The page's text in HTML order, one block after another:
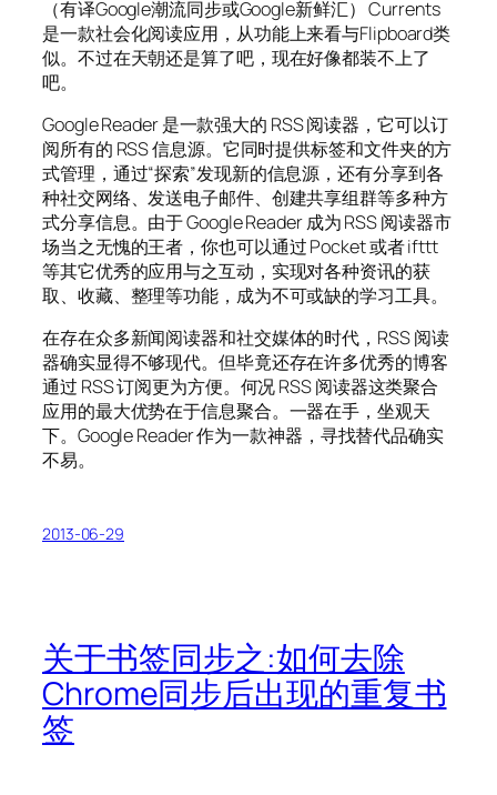
（有译Google潮流同步或Google新鲜汇） Currents
是一款社会化阅读应用，从功能上来看与Flipboard类
似。不过在天朝还是算了吧，现在好像都装不上了
吧。
Google Reader 是一款强大的 RSS 阅读器，它可以订
阅所有的 RSS 信息源。它同时提供标签和文件夹的方
式管理，通过“探索”发现新的信息源，还有分享到各
种社交网络、发送电子邮件、创建共享组群等多种方
式分享信息。由于 Google Reader 成为 RSS 阅读器市
场当之无愧的王者，你也可以通过 Pocket 或者 ifttt
等其它优秀的应用与之互动，实现对各种资讯的获
取、收藏、整理等功能，成为不可或缺的学习工具。
在存在众多新闻阅读器和社交媒体的时代，RSS 阅读
器确实显得不够现代。但毕竟还存在许多优秀的博客
通过 RSS 订阅更为方便。何况 RSS 阅读器这类聚合
应用的最大优势在于信息聚合。一器在手，坐观天
下。Google Reader 作为一款神器，寻找替代品确实
不易。
2013-06-29
关于书签同步之:如何去除
Chrome同步后出现的重复书
签